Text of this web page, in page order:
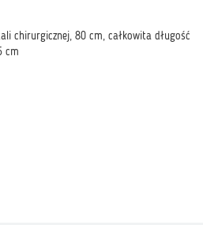
chirurgicznej, 80 cm, całkowita długość
cm